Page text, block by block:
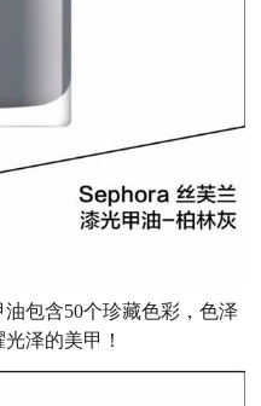
包含50个珍藏色彩，色泽
泽的美甲！